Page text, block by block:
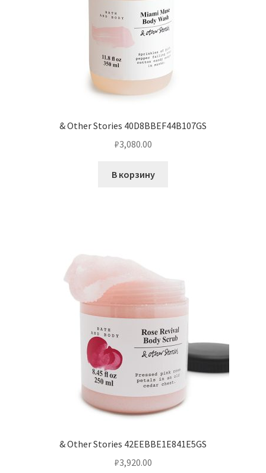
& Other Stories 40D8BBEF44B107GS
₽3,080.00
В корзину
& Other Stories 42EEBBE1E841E5GS
₽3,920.00